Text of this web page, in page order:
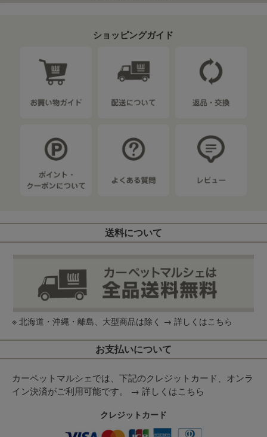
ショッピングガイド
送料について
※ 北海道・沖縄・離島、大型商品は除く → 詳しくはこちら
お支払いについて
カーペットマルシェでは、下記のクレジットカード、オンラ
イン決済がご利用可能です。 → 詳しくはこちら
クレジットカード